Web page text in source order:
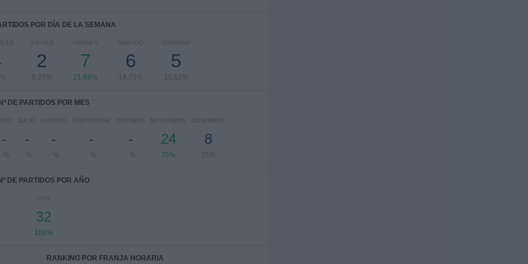
POR DÍA DE LA SEMANA
JUEVES
2
6,25%
VIERNES
7
21,88%
SÁBADO
6
18,75%
DOMINGO
5
15,62%
DE PARTIDOS POR MES
-
%
JULIO
-
- %
AGOSTO
-
- %
SEPTIEMBRE
-
- %
OCTUBRE
-
- %
NOVIEMBRE
24
75%
DICIEMBRE
8
25%
DE PARTIDOS POR AÑO
2025
32
100%
RANKING POR FRANJA HORARIA